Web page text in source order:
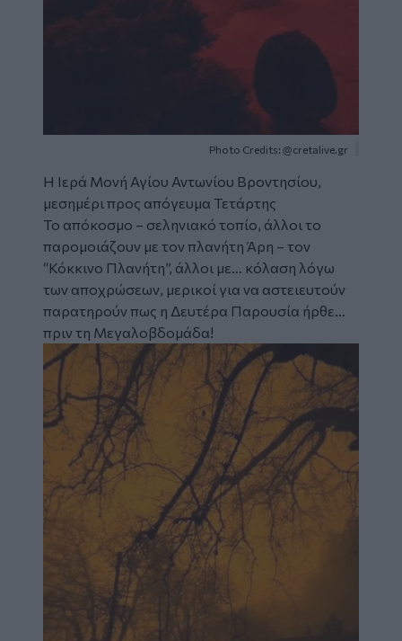
Photo Credits: @cretalive.gr
Η Ιερά Μονή Αγίου Αντωνίου Βροντησίου,
μεσημέρι προς απόγευμα Τετάρτης
Το απόκοσμο – σεληνιακό τοπίο, άλλοι το
παρομοιάζουν με τον πλανήτη Άρη – τον
“Κόκκινο Πλανήτη”, άλλοι με… κόλαση λόγω
των αποχρώσεων, μερικοί για να αστειευτούν
παρατηρούν πως η Δευτέρα Παρουσία ήρθε…
πριν τη Μεγαλοβδομάδα!
Image